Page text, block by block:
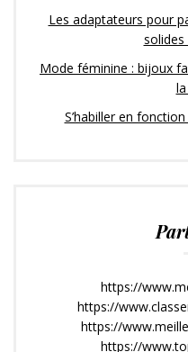
Les adaptateurs pour
solides
Mode féminine : bijoux
S’habiller en
https://
https://
https://
https://